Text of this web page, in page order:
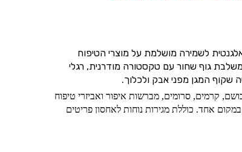
לשמירה מושלמת על מוצרי הטיפוח
גוף שחור עם טקסטורה מודרנית, רגלי
שקוף המגן מפני אבק ולכלוך.
קרמים, סרומים, מברשות איפור ואביזרי טיפוח
אחד. כוללת מגירות נוחות לאחסון פריטים